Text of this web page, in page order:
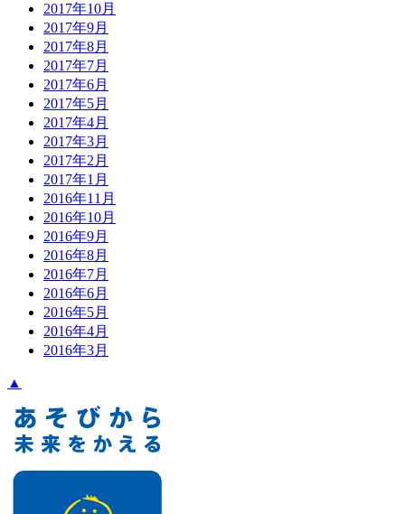
2017年10月
2017年9月
2017年8月
2017年7月
2017年6月
2017年5月
2017年4月
2017年3月
2017年2月
2017年1月
2016年11月
2016年10月
2016年9月
2016年8月
2016年7月
2016年6月
2016年5月
2016年4月
2016年3月
▲